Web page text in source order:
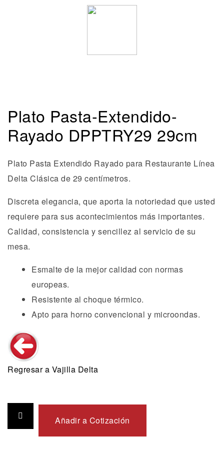
Plato Pasta-Extendido-
Rayado DPPTRY29 29cm
Plato Pasta Extendido Rayado para Restaurante Línea
Delta Clásica de 29 centímetros.
Discreta elegancia, que aporta la notoriedad que usted
requiere para sus acontecimientos más importantes.
Calidad, consistencia y sencillez al servicio de su
mesa.
Esmalte de la mejor calidad con normas
europeas.
Resistente al choque térmico.
Apto para horno convencional y microondas.
Regresar a Vajilla Delta
Añadir a Cotización